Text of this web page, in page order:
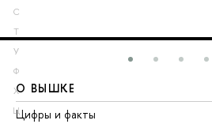
С
Т
У
Ф
Х
Ц
О ВЫШКЕ
Цифры и факты